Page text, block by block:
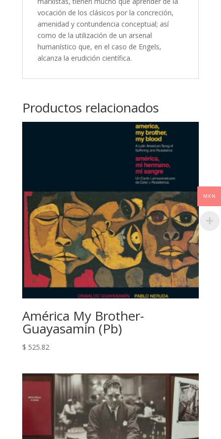
vocación de los clásicos por la concreción,
amenidad y contundencia conceptual; así
como de la utilización de un arsenal
humanístico que, en el caso de Engels,
alcanza la erudición científica.
Productos relacionados
América My Brother-
Guayasamin (Pb)
$ 525.82
MXN